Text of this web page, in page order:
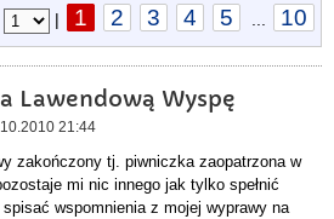
| 1 2 3 4 5 10
Lawendową Wyspę
21:44
zakończony tj. piwniczka zaopatrzona w
mi nic innego jak tylko spełnić
wspomnienia z mojej wyprawy na